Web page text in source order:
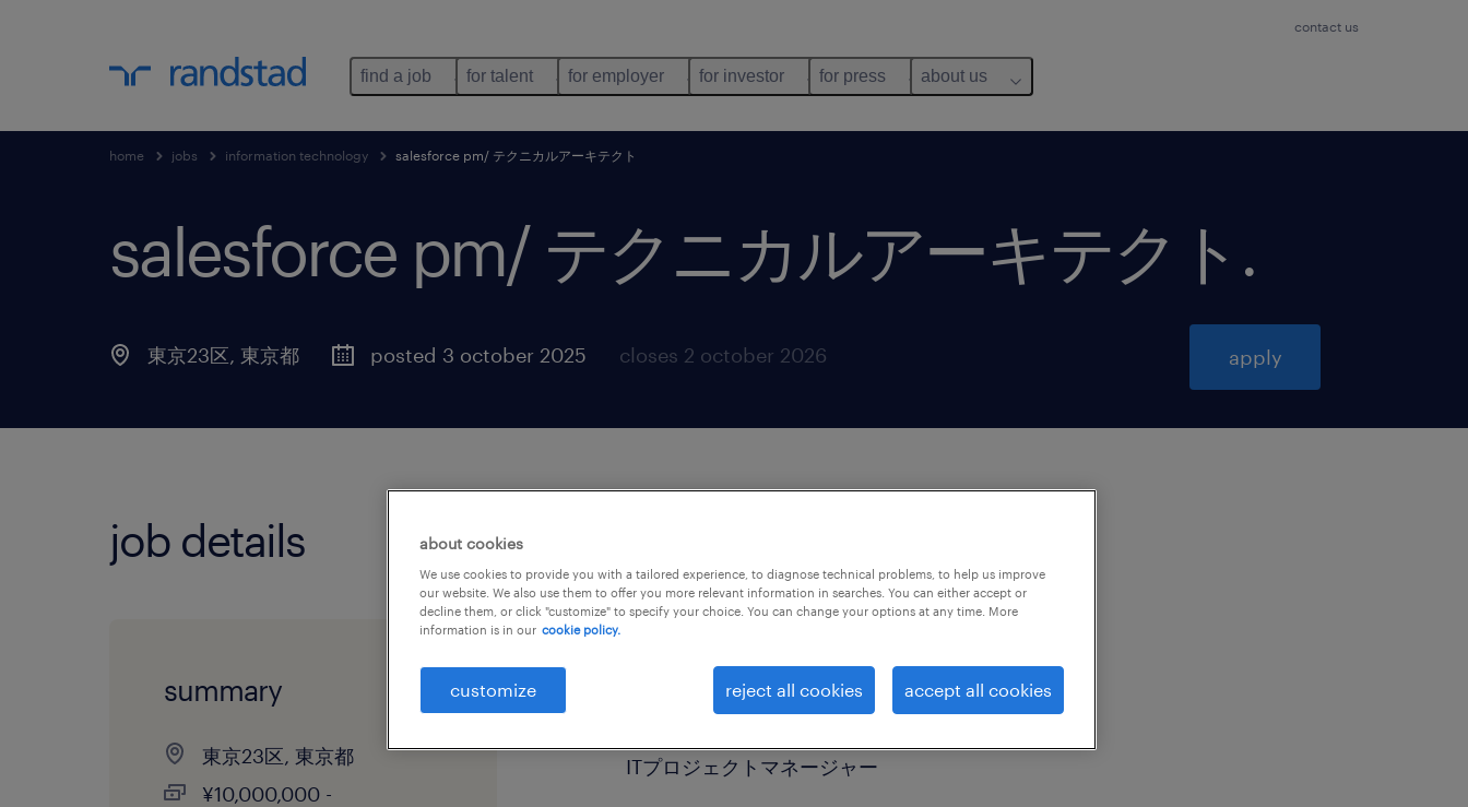
contact us
find a job for talent for employer for investor for press about us
home jobs information technology salesforce pm/ テクニカルアーキテクト
salesforce pm/ テクニカルアーキテクト .
東京23区, 東京都 posted 3 october 2025 closes 2 october 2026 apply
job details
summary
東京23区, 東京都
¥10,000,000 -
社名非公開
ITプロジェクトマネージャー
about cookies
We use cookies to provide you with a tailored experience, to diagnose technical problems, to help us improve
our website. We also use them to offer you more relevant information in searches. You can either accept or
decline them, or click "customize" to specify your choice. You can change your options at any time. More
information is in our cookie policy.
customize reject all cookies accept all cookies